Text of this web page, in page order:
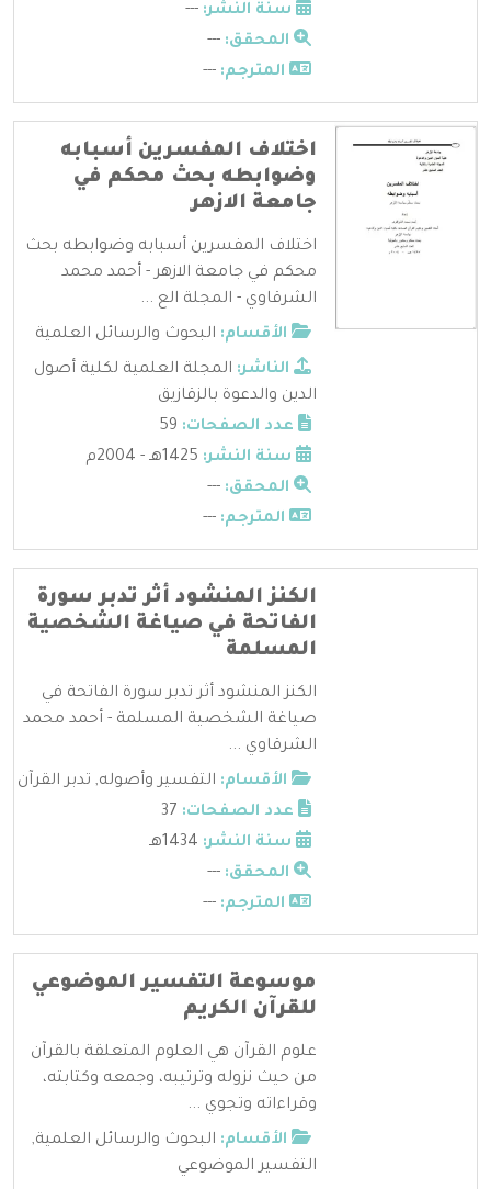
سنة النشر: ---
المحقق: ---
المترجم: ---
اختلاف المفسرين أسبابه
وضوابطه بحث محكم في
جامعة الازهر
اختلاف المفسرين أسبابه وضوابطه بحث
محكم في جامعة الازهر - أحمد محمد
الشرقاوي - المجلة الع ...
الأقسام: البحوث والرسائل العلمية
الناشر: المجلة العلمية لكلية أصول
الدين والدعوة بالزقازيق
عدد الصفحات:
سنة النشر:
المحقق: ---
المترجم: ---
الكنز المنشود أثر تدبر سورة
الفاتحة في صياغة الشخصية
المسلمة
الكنز المنشود أثر تدبر سورة الفاتحة في
صياغة الشخصية المسلمة - أحمد محمد
الشرقاوي ...
الأقسام: التفسير وأصوله, تدبر القرآن
عدد الصفحات:
سنة النشر:
المحقق: ---
المترجم: ---
موسوعة التفسير الموضوعي
للقرآن الكريم
علوم القرآن هي العلوم المتعلقة بالقرآن
من حيث نزوله وترتيبه، وجمعه وكتابته،
وقراءاته وتجوي ...
الأقسام: البحوث والرسائل العلمية,
التفسير الموضوعي